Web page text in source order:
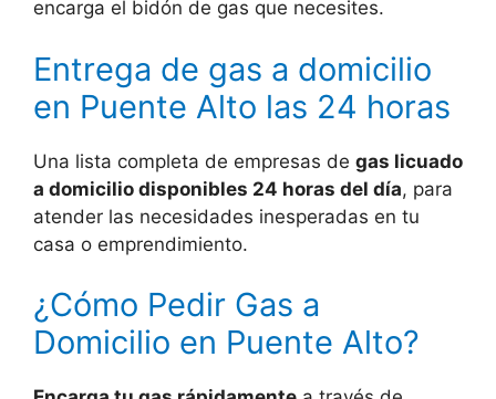
encarga el bidón de gas que necesites.
Entrega de gas a domicilio
en Puente Alto las 24 horas
Una lista completa de empresas de gas licuado
a domicilio disponibles 24 horas del día, para
atender las necesidades inesperadas en tu
casa o emprendimiento.
¿Cómo Pedir Gas a
Domicilio en Puente Alto?